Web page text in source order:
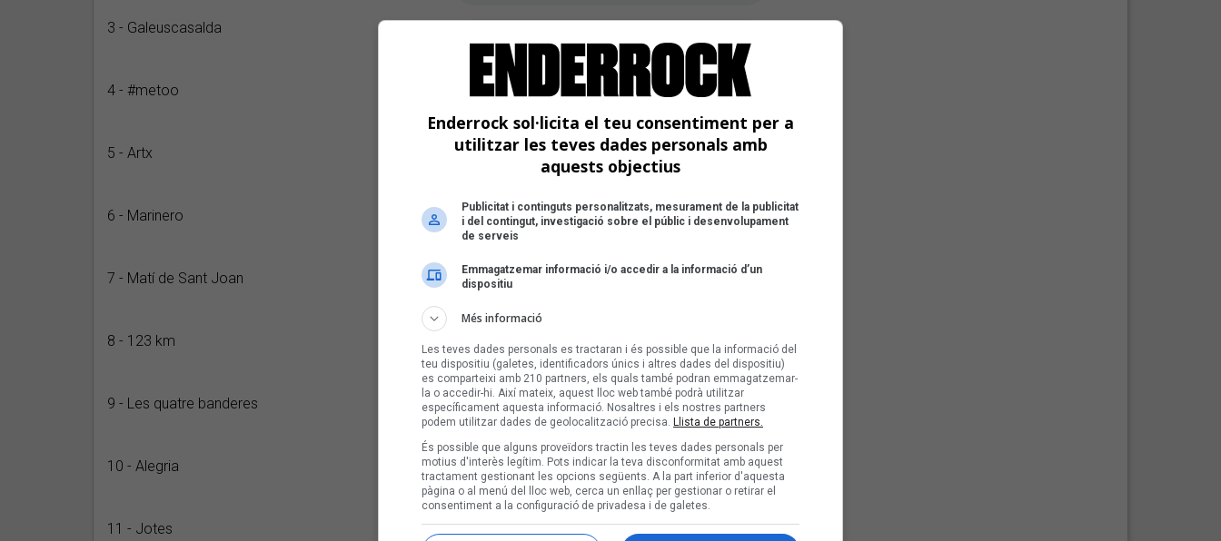
3 - Galeuscasalda
4 - #metoo
5 - Artx
6 - Marinero
7 - Matí de Sant Joan
8 - 123 km
9 - Les quatre banderes
10 - Alegria
11 - Jotes
Enderrock sol·licita el teu consentiment per a
utilitzar les teves dades personals amb
aquests objectius
Publicitat i continguts personalitzats, mesurament de la publicitat
i del contingut, investigació sobre el públic i desenvolupament
de serveis
Emmagatzemar informació i/o accedir a la informació d’un
dispositiu
Més informació
Les teves dades personals es tractaran i és possible que la informació del
teu dispositiu (galetes, identificadors únics i altres dades del dispositiu)
es comparteixi amb 210 partners, els quals també podran emmagatzemar-
la o accedir-hi. Així mateix, aquest lloc web també podrà utilitzar
específicament aquesta informació. Nosaltres i els nostres partners
podem utilitzar dades de geolocalització precisa. Llista de partners.
És possible que alguns proveïdors tractin les teves dades personals per
motius d'interès legítim. Pots indicar la teva disconformitat amb aquest
tractament gestionant les opcions següents. A la part inferior d'aquesta
pàgina o al menú del lloc web, cerca un enllaç per gestionar o retirar el
consentiment a la configuració de privadesa i de galetes.